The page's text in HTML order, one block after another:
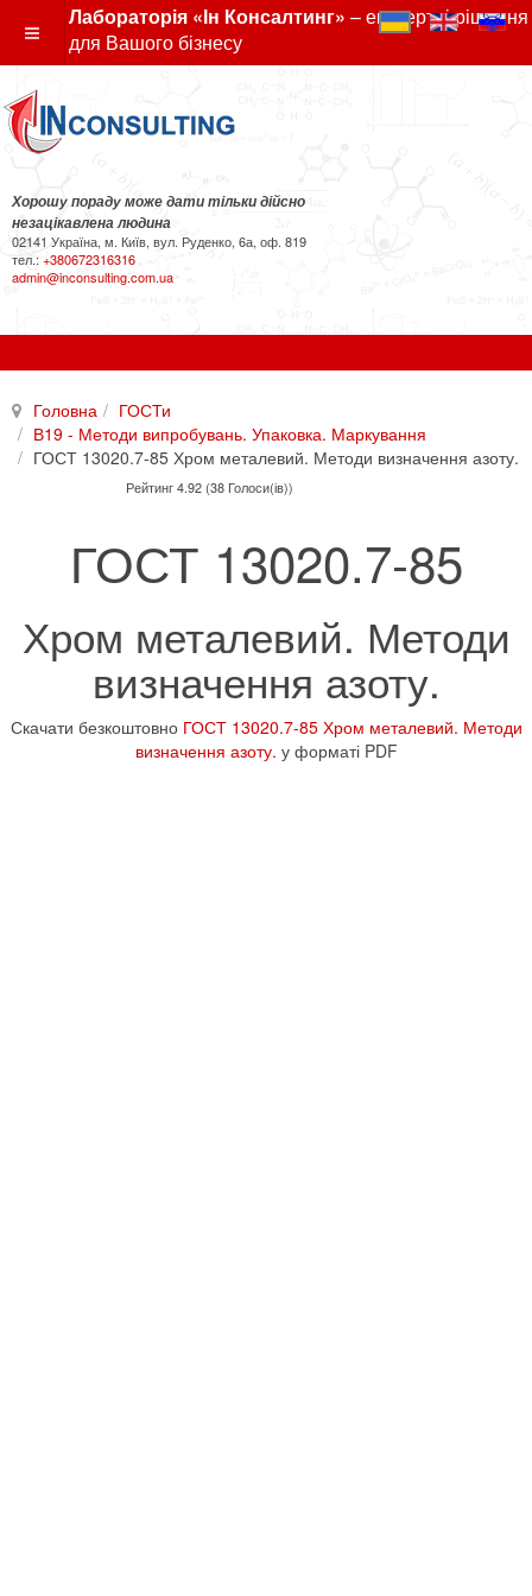
Лабораторія «Ін Консалтинг» – експертні рішення
для Вашого бізнесу
Хорошу пораду може дати тільки дійсно
незацікавлена людина
02141 Україна, м. Київ, вул. Руденко, 6а, оф. 819
тел.: +380672316316
admin@inconsulting.com.ua
Головна
ГОСТи
В19 - Методи випробувань. Упаковка. Маркування
ГОСТ 13020.7-85 Хром металевий. Методи визначення азоту.
Рейтинг 4.92 (38 Голоси(ів))
ГОСТ 13020.7-85
Хром металевий. Методи
визначення азоту.
Скачати безкоштовно ГОСТ 13020.7-85 Хром металевий. Методи
визначення азоту. у форматі PDF